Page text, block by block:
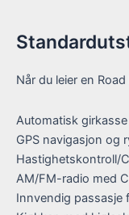
Når du leier en
Automatisk girkasse
GPS navigasjon og
Hastighetskontroll/
AM/FM-radio med
Innvendig passasje